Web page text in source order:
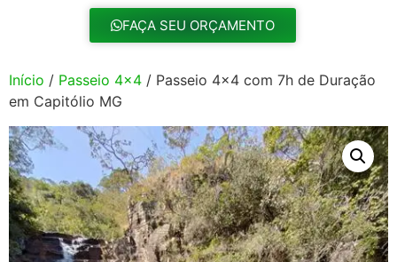
FAÇA SEU ORÇAMENTO
Início / Passeio 4x4 / Passeio 4×4 com 7h de Duração
em Capitólio MG